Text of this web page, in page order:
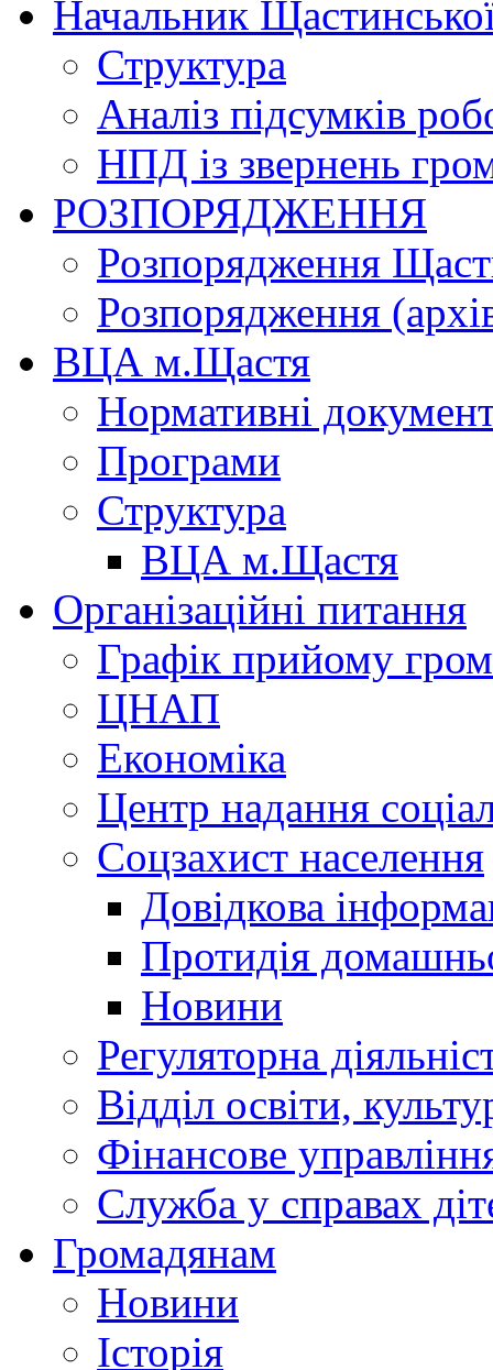
Начальник
Структура
Аналіз підсумків
НПД із звернень
РОЗПОРЯДЖЕННЯ
Розпорядження
Розпорядження
ВЦА м.Щастя
Нормативні
Програми
Структура
ВЦА м.Щастя
Організаційні питання
Графік прийому
ЦНАП
Економіка
Центр надання
Соцзахист населення
Довідкова
Протидія
Новини
Регуляторна
Відділ освіти,
Фінансове
Служба у справах
Громадянам
Новини
Історія